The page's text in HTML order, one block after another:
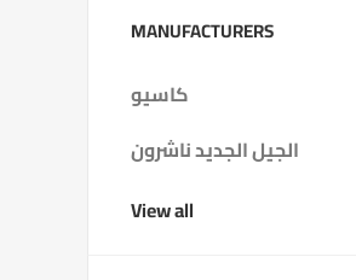
MANUFACTURERS
كاسيو
الجيل الجديد ناشرون
View all